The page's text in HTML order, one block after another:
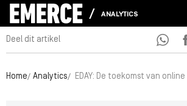
ANALYTICS
Deel dit artikel
Home Analytics EDAY: De toekomst van